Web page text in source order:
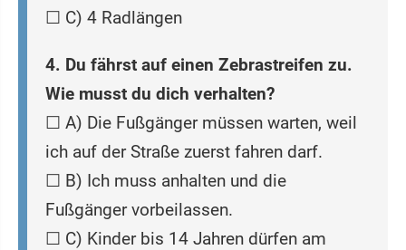
☐ C) 4 Radlängen
4. Du fährst auf einen Zebrastreifen zu.
Wie musst du dich verhalten?
☐ A) Die Fußgänger müssen warten, weil
ich auf der Straße zuerst fahren darf.
☐ B) Ich muss anhalten und die
Fußgänger vorbeilassen.
☐ C) Kinder bis 14 Jahren dürfen am